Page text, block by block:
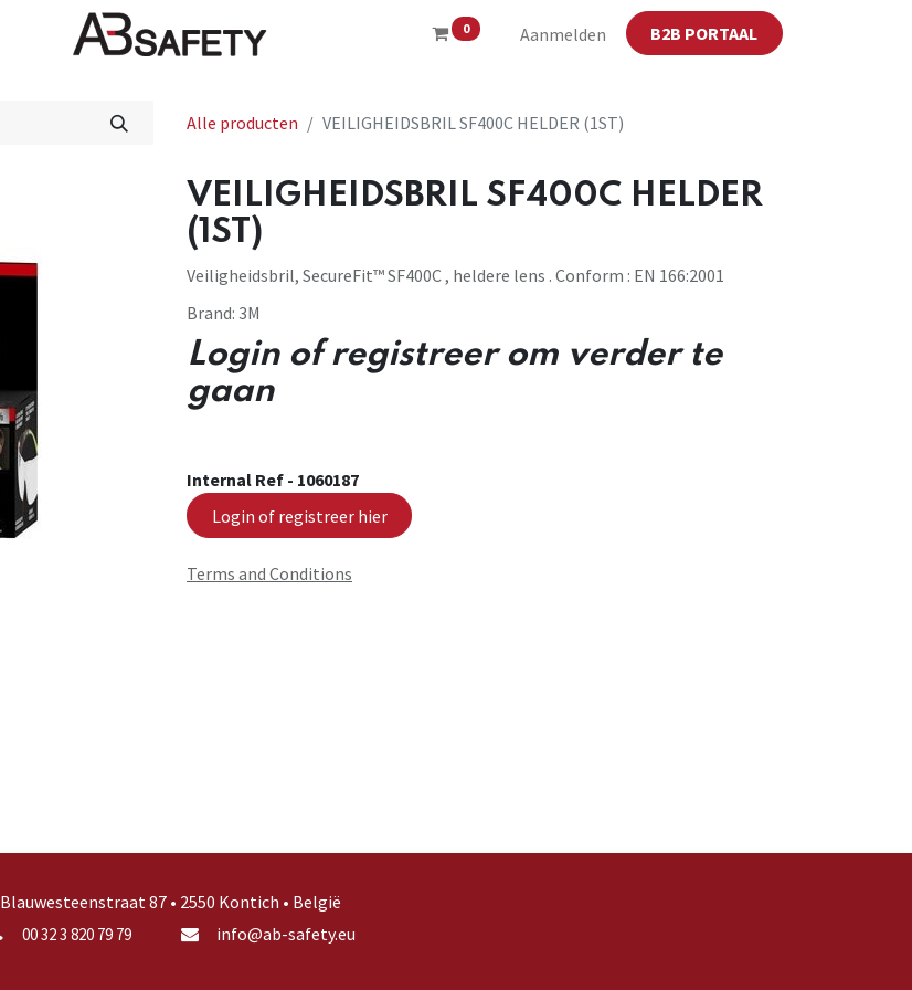
0 Aanmelden B2B PORTAAL
Winkel CE
Alle producten VEILIGHEIDSBRIL SF400C HELDER (1ST)
VEILIGHEIDSBRIL SF400C HELDER
(1ST)
Veiligheidsbril, SecureFit™ SF400C , heldere lens . Conform : EN 166:2001
Brand: 3M
Login of registreer om verder te
gaan
Internal Ref - 1060187
Login of registreer hier
Terms and Conditions
Blauwesteenstraat 87 • 2550 Kontich • België
00 32 3 820 79 79 info@ab-safety.eu